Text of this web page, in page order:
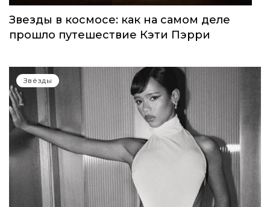
Звёзды
Звезды в космосе: как на самом деле